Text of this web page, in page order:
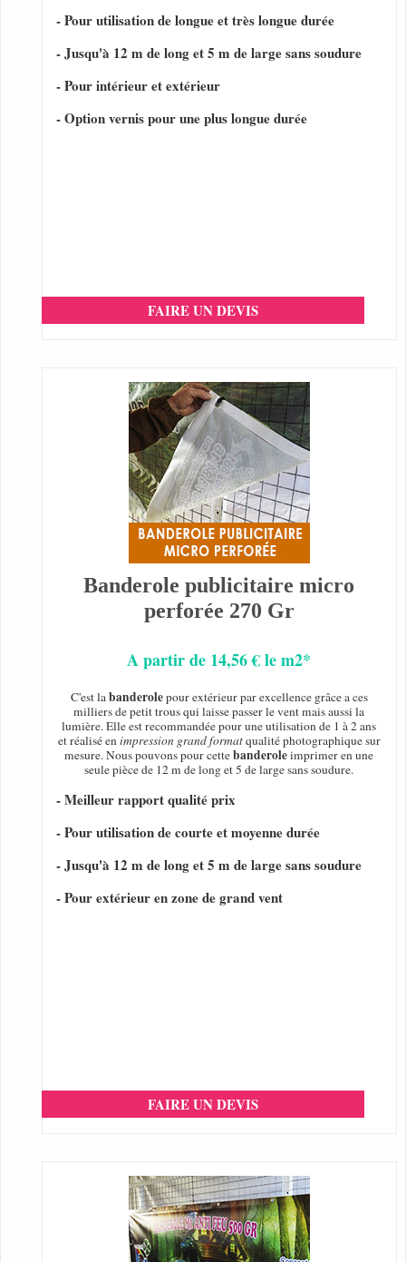
- Pour utilisation de longue et très longue durée
- Jusqu'à 12 m de long et 5 m de large sans soudure
- Pour intérieur et extérieur
- Option vernis pour une plus longue durée
FAIRE UN DEVIS
Banderole publicitaire micro
perforée 270 Gr
A partir de 14,56 € le m2*
C'est labanderolepour extérieur par excellence grâce a ces
milliers de petit trous qui laisse passer le vent mais aussi la
lumière. Elle est recommandée pour une utilisation de 1 à 2 ans
et réalisé enimpression grand formatqualité photographique sur
mesure. Nous pouvons pour cettebanderoleimprimer en une
seule pièce de 12 m de long et 5 de large sans soudure.
- Meilleur rapport qualité prix
- Pour utilisation de courte et moyenne durée
- Jusqu'à 12 m de long et 5 m de large sans soudure
- Pour extérieur en zone de grand vent
FAIRE UN DEVIS